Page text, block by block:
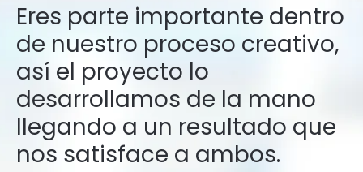
Eres parte importante dentro
de nuestro proceso creativo,
así el proyecto lo
desarrollamos de la mano
llegando a un resultado que
nos satisface a ambos.